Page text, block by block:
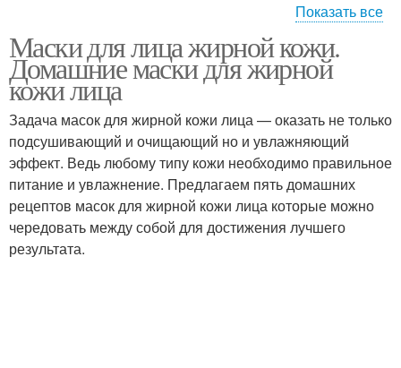
Маска для жирной кожи Питательная маска
Супер маски Маски для жирной и
Показать все
Маски для лица жирной кожи.
Домашние маски для жирной
кожи лица
Задача масок для жирной кожи лица — оказать не только
подсушивающий и очищающий но и увлажняющий
эффект. Ведь любому типу кожи необходимо правильное
питание и увлажнение. Предлагаем пять домашних
рецептов масок для жирной кожи лица которые можно
чередовать между собой для достижения лучшего
результата.